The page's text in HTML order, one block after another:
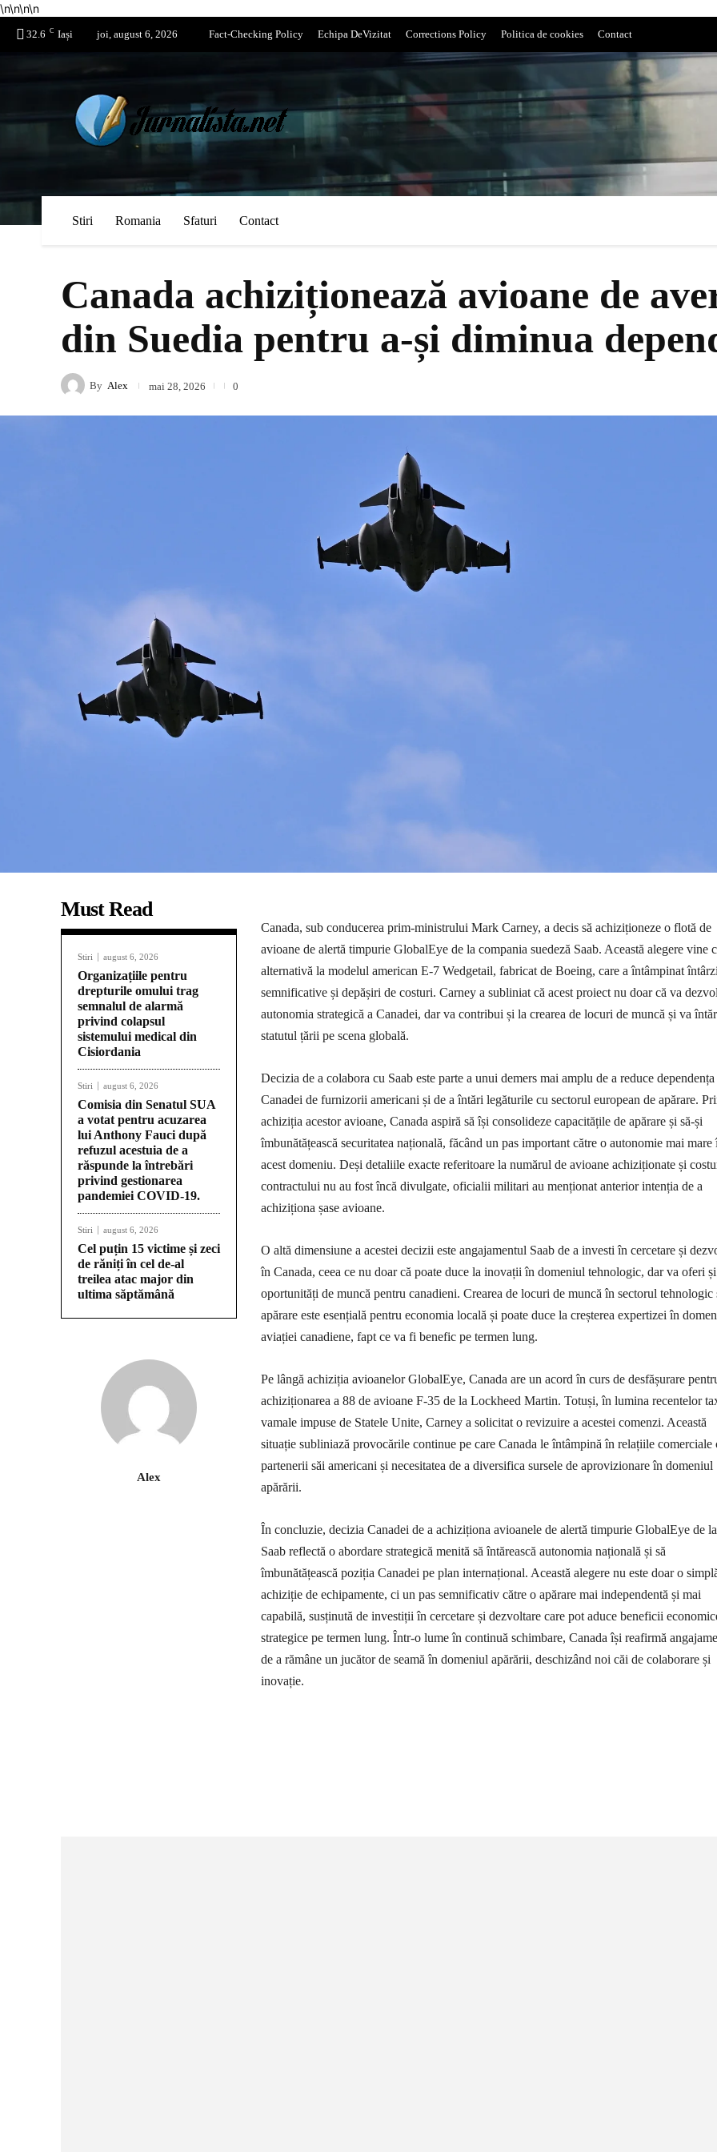
\n\n\n\n
32.6 C Iași joi, august 6, 2026 Fact-Checking Policy Echipa DeVizitat Corrections Policy Politica de cookies Contact
Stiri Romania Sfaturi Contact
Canada achiziționează avioane de
din Suedia pentru a-și diminua
By Alex mai 28, 2026 0
Must Read
Stiri august 6, 2026
Organizațiile pentru
drepturile omului trag
semnalul de alarmă
privind colapsul
sistemului medical din
Cisiordania
Stiri august 6, 2026
Comisia din Senatul SUA
a votat pentru acuzarea
lui Anthony Fauci după
refuzul acestuia de a
răspunde la întrebări
privind gestionarea
pandemiei COVID-19.
Stiri august 6, 2026
Cel puțin 15 victime și zeci
de răniți în cel de-al
treilea atac major din
ultima săptămână
Alex
Canada, sub conducerea prim-ministrului Mark Carney, a decis să achiziționeze o flotă de
avioane de alertă timpurie GlobalEye de la compania suedeză Saab. Această alegere vine
alternativă la modelul american E-7 Wedgetail, fabricat de Boeing, care a întâmpinat
semnificative și depășiri de costuri. Carney a subliniat că acest proiect nu doar că va
autonomia strategică a Canadei, dar va contribui și la crearea de locuri de muncă și va
statutul țării pe scena globală.
Decizia de a colabora cu Saab este parte a unui demers mai amplu de a reduce dependența
Canadei de furnizorii americani și de a întări legăturile cu sectorul european de apărare.
achiziția acestor avioane, Canada aspiră să își consolideze capacitățile de apărare și să-și
îmbunătățească securitatea națională, făcând un pas important către o autonomie mai mare
acest domeniu. Deși detaliile exacte referitoare la numărul de avioane achiziționate și
contractului nu au fost încă divulgate, oficialii militari au menționat anterior intenția de a
achiziționa șase avioane.
O altă dimensiune a acestei decizii este angajamentul Saab de a investi în cercetare și
în Canada, ceea ce nu doar că poate duce la inovații în domeniul tehnologic, dar va oferi și
oportunități de muncă pentru canadieni. Crearea de locuri de muncă în sectorul tehnologic
apărare este esențială pentru economia locală și poate duce la creșterea expertizei în
aviației canadiene, fapt ce va fi benefic pe termen lung.
Pe lângă achiziția avioanelor GlobalEye, Canada are un acord în curs de desfășurare
achiziționarea a 88 de avioane F-35 de la Lockheed Martin. Totuși, în lumina recentelor
vamale impuse de Statele Unite, Carney a solicitat o revizuire a acestei comenzi. Această
situație subliniază provocările continue pe care Canada le întâmpină în relațiile comerciale
partenerii săi americani și necesitatea de a diversifica sursele de aprovizionare în domeniul
apărării.
În concluzie, decizia Canadei de a achiziționa avioanele de alertă timpurie GlobalEye de la
Saab reflectă o abordare strategică menită să întărească autonomia națională și să
îmbunătățească poziția Canadei pe plan internațional. Această alegere nu este doar o
achiziție de echipamente, ci un pas semnificativ către o apărare mai independentă și mai
capabilă, susținută de investiții în cercetare și dezvoltare care pot aduce beneficii
strategice pe termen lung. Într-o lume în continuă schimbare, Canada își reafirmă
de a rămâne un jucător de seamă în domeniul apărării, deschizând noi căi de colaborare și
inovație.